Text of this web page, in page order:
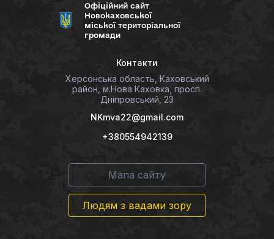
Офіційний сайт
Новокаховської
міської територіальної
громади
Контакти
Херсонська область, Каховський
район, м.Нова Каховка, просп.
Дніпровський, 23
NKmva22@gmail.com
+380554942139
Мапа сайту
Людям з вадами зору